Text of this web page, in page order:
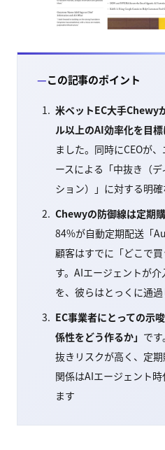
この記事のポイント
米ペットEC大手Chewy
ル以上のAI効率化を目
ました。同時にCEOが
ースによる「中抜き（
ション）」に対する明
Chewyの防御線は定期
84%が自動定期配送「
顧客はすでに「どこで
す。AIエージェントが
を、彼らはとっくに通
EC事業者にとっての示
係性をどう作るか」 で
抜きリスクが高く、定
関係はAIエージェント
ます